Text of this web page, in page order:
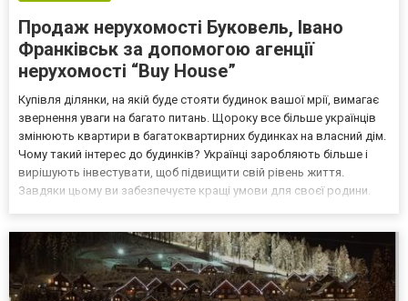
Продаж нерухомості Буковель, Івано
Франківськ за допомогою агенції
нерухомості “Buy House”
Купівля ділянки, на якій буде стояти будинок вашої мрії, вимагає
звернення уваги на багато питань. Щороку все більше українців
змінюють квартири в багатоквартирних будинках на власний дім.
Чому такий інтерес до будинків? Українці заробляють більше і
вирішують інвестувати, щоб підвищити свій рівень життя.
Завдяки цьому ви забезпечуєте кращі умови для своєї родини.